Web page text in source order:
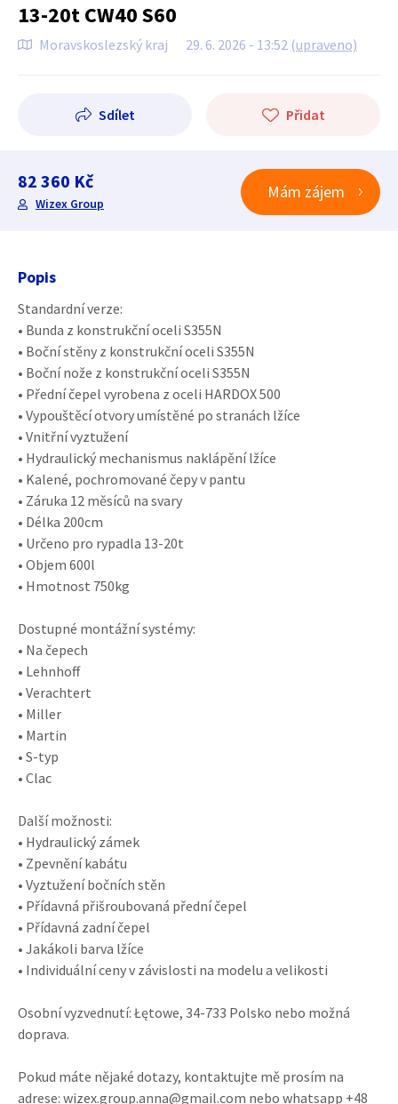
13-20t CW40 S60
Moravskoslezský kraj 29. 6. 2026 - 13:52 (upraveno)
Sdílet Přidat
82 360 Kč
Wizex Group
Mám zájem
Popis
Standardní verze:
• Bunda z konstrukční oceli S355N
• Boční stěny z konstrukční oceli S355N
• Boční nože z konstrukční oceli S355N
• Přední čepel vyrobena z oceli HARDOX 500
• Vypouštěcí otvory umístěné po stranách lžíce
• Vnitřní vyztužení
• Hydraulický mechanismus naklápění lžíce
• Kalené, pochromované čepy v pantu
• Záruka 12 měsíců na svary
• Délka 200cm
• Určeno pro rypadla 13-20t
• Objem 600l
• Hmotnost 750kg
Dostupné montážní systémy:
• Na čepech
• Lehnhoff
• Verachtert
• Miller
• Martin
• S-typ
• Clac
Další možnosti:
• Hydraulický zámek
• Zpevnění kabátu
• Vyztužení bočních stěn
• Přídavná přišroubovaná přední čepel
• Přídavná zadní čepel
• Jakákoli barva lžíce
• Individuální ceny v závislosti na modelu a velikosti
Osobní vyzvednutí: Łętowe, 34-733 Polsko nebo možná
doprava.
Pokud máte nějaké dotazy, kontaktujte mě prosím na
adrese: wizex.group.anna@gmail.com nebo whatsapp +48